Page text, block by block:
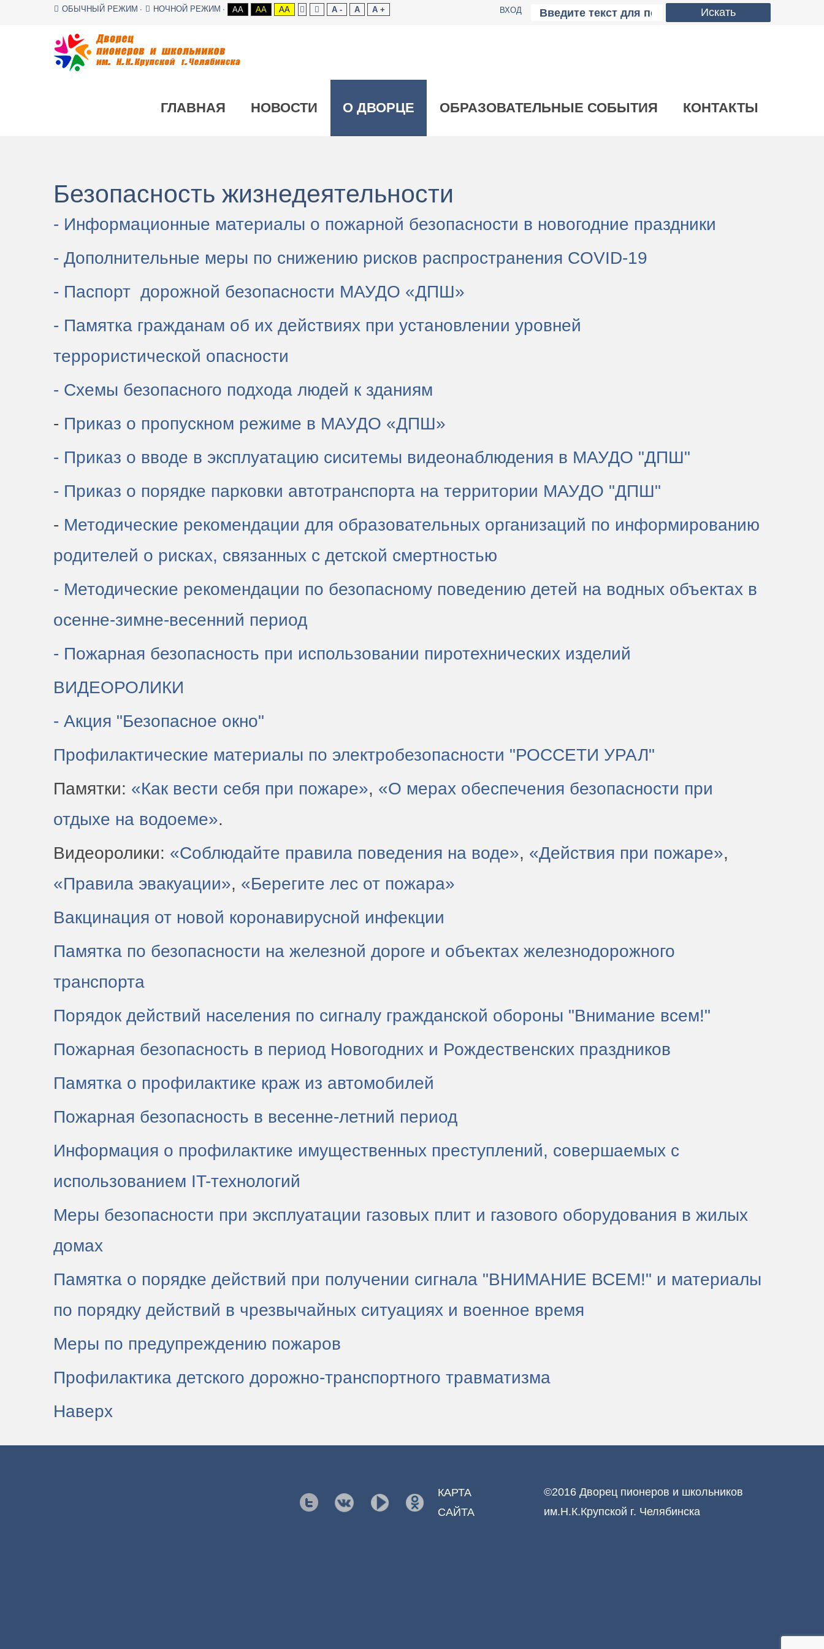
ОБЫЧНЫЙ РЕЖИМ НОЧНОЙ РЕЖИМ AA AA AA A - A A + Искать
ВХОД
ГЛАВНАЯ НОВОСТИ О ДВОРЦЕ ОБРАЗОВАТЕЛЬНЫЕ СОБЫТИЯ КОНТАКТЫ
Безопасность жизнедеятельности
- Информационные материалы о пожарной безопасности в новогодние праздники
- Дополнительные меры по снижению рисков распространения COVID-19
- Паспорт дорожной безопасности МАУДО «ДПШ»
- Памятка гражданам об их действиях при установлении уровней
террористической опасности
- Схемы безопасного подхода людей к зданиям
- Приказ о пропускном режиме в МАУДО «ДПШ»
- Приказ о вводе в эксплуатацию сиситемы видеонаблюдения в МАУДО "ДПШ"
- Приказ о порядке парковки автотранспорта на территории МАУДО "ДПШ"
- Методические рекомендации для образовательных организаций по информированию
родителей о рисках, связанных с детской смертностью
- Методические рекомендации по безопасному поведению детей на водных объектах в
осенне-зимне-весенний период
- Пожарная безопасность при использовании пиротехнических изделий
ВИДЕОРОЛИКИ
- Акция "Безопасное окно"
Профилактические материалы по электробезопасности "РОССЕТИ УРАЛ"
Памятки: «Как вести себя при пожаре», «О мерах обеспечения безопасности при
отдыхе на водоеме».
Видеоролики: «Соблюдайте правила поведения на воде», «Действия при пожаре»,
«Правила эвакуации», «Берегите лес от пожара»
Вакцинация от новой коронавирусной инфекции
Памятка по безопасности на железной дороге и объектах железнодорожного
транспорта
Порядок действий населения по сигналу гражданской обороны "Внимание всем!"
Пожарная безопасность в период Новогодних и Рождественских праздников
Памятка о профилактике краж из автомобилей
Пожарная безопасность в весенне-летний период
Информация о профилактике имущественных преступлений, совершаемых с
использованием IT-технологий
Меры безопасности при эксплуатации газовых плит и газового оборудования в жилых
домах
Памятка о порядке действий при получении сигнала "ВНИМАНИЕ ВСЕМ!" и материалы
по порядку действий в чрезвычайных ситуациях и военное время
Меры по предупреждению пожаров
Профилактика детского дорожно-транспортного травматизма
Наверх
КАРТА
САЙТА
©2016 Дворец пионеров и школьников
им.Н.К.Крупской г. Челябинска